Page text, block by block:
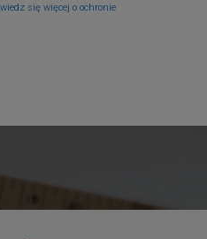
się więcej o ochronie